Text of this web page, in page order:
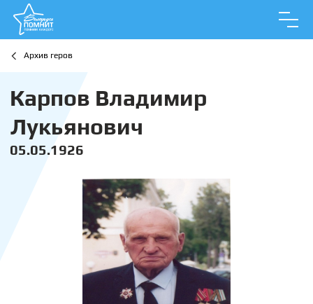
Архив геров
Карпов Владимир
Лукьянович
05.05.1926